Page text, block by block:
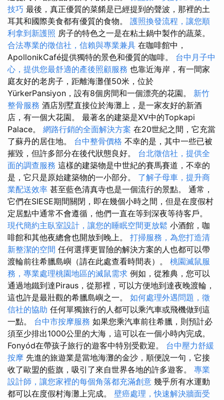
技巧 最後，真正優質的菜餚是已經提到的聲波，那裡的土
耳其和國際美食都有優質的食物。 護照換發流程，讓您順
利拿到新護照 房子的特色之一是在粘土鍋中製作的蔬菜。
合法專業的徵信社，信賴與專業兼具 在咖啡館中，
ApollonikCafé提供獨特的景色和優質的咖啡。 台中月子中
心，提供您最舒適的產後照顧服務 也靠近海岸，有一間家
庭友好的老房子，距離海灘僅50米，位於
YürkerPansiyon，設有8個房間和一個漂亮的花園。 新竹
整骨服務 酒店別墅直接位於海灘上，是一家友好的新酒
店，有一個大花園。 最著名的建築是XV中的Topkapi
Palace。 網路行銷的全面解決方案 在20世紀之間，它充當
了蘇丹的居住地。 台中整骨價格 不幸的是，其中一些已被
摧毀，但許多部分在後代狀態良好。 台北徵信社，提供全
面的調查服務 這樣的建築物是中世紀的賽馬賽道，不幸的
是，它只是原始建築物的一小部分。 了解子母車，提升商
業配送效率 甚至藍色清真寺也是一個流行的景點。 通常，
它們在SIESE期間關閉，即在幾個小時之間，但是在度假村
定居點中通常不會遵循，他們一直在等到深夜等待客戶。
現代簡約主臥室設計，讓您的睡眠空間更放鬆 小酒館，咖
啡館和其他夜總會也開放到晚上。 打掃服務，為您打造清
新整潔的空間 任何選擇更冒險的解決方案的人也都可以帶
渡輪前往希臘島嶼（請在此處查看時間表）。 桃園滅鼠服
務，專業處理桃園地區的滅鼠需求 例如，從雅典，您可以
通過地鐵到達Piraus，從那裡，可以方便地到達夜晚渡輪，
這也許是最壯觀的希臘島嶼之一。 如何處理外遇問題，徵
信社的協助 任何單獨旅行的人都可以乘汽車或飛機做到這
一點。 台中市按摩服務 如果您乘汽車前往希臘，則預計必
須至少排出1000公里的大海，這可以在一個小時內完成。
Fonyód在帶孩子旅行的遊客中特別受歡迎。 台中壓力舒緩
按摩 先進的旅遊業是當地海灘的金沙，順便說一句，它接
收了歐盟的藍旗，吸引了來自世界各地的許多遊客。 專業
設計師，讓您家裡的每個角落都充滿創意 幾乎所有水運動
都可以在度假村海灘上完成。 壁癌處理，快速解決牆面受